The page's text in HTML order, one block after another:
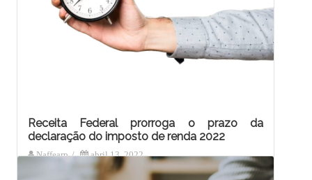
Receita Federal prorroga o prazo da
declaração do imposto de renda 2022
Naffearp / abril 13, 2022